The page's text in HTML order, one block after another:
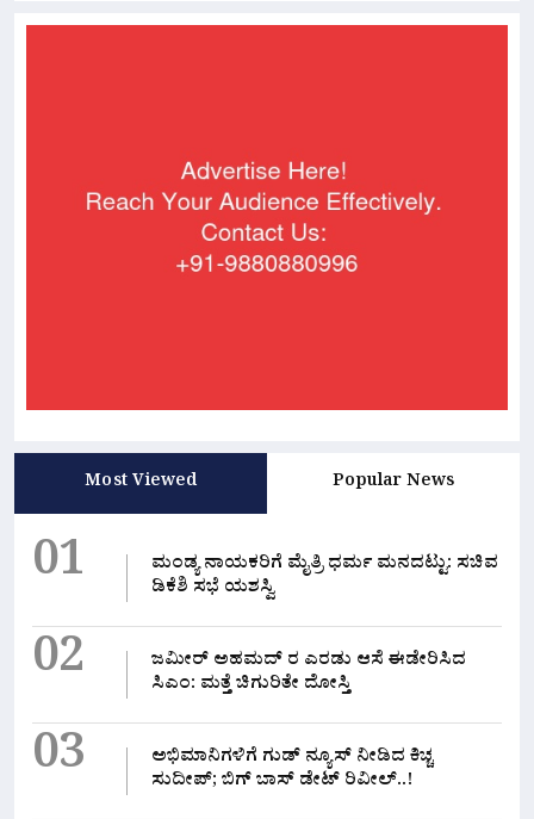
Most Viewed Popular News
01
ಮಂಡ್ಯ ನಾಯಕರಿಗೆ ಮೈತ್ರಿ ಧರ್ಮ ಮನದಟ್ಟು: ಸಚಿವ
ಡಿಕೆಶಿ ಸಭೆ ಯಶಸ್ವಿ
02
ಜಮೀರ್ ಅಹಮದ್ ರ ಎರಡು ಆಸೆ ಈಡೇರಿಸಿದ
ಸಿಎಂ: ಮತ್ತೆ ಚಿಗುರಿತೇ ದೋಸ್ತಿ
03
ಅಭಿಮಾನಿಗಳಿಗೆ ಗುಡ್ ನ್ಯೂಸ್ ನೀಡಿದ ಕಿಚ್ಚ
ಸುದೀಪ್; ಬಿಗ್ ಬಾಸ್ ಡೇಟ್ ರಿವೀಲ್..!